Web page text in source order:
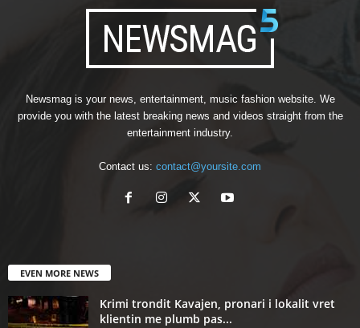
Newsmag is your news, entertainment, music fashion website. We
provide you with the latest breaking news and videos straight from the
entertainment industry.
Contact us: contact@yoursite.com
EVEN MORE NEWS
Krimi trondit Kavajen, pronari i lokalit vret
klientin me plumb pas...